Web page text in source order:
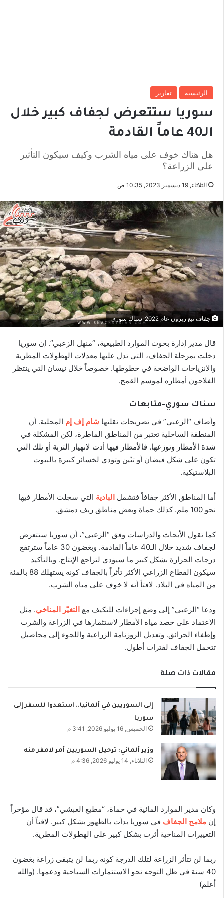
الرئيسية تقارير
سوريا ستتعرض لجفاف كبير خلال
الـ40 عاماً القادمة
هل هناك خوف على مياه الشرب وكيف سيكون التأثير
على الزراعة؟
الثلاثاء, 19 ديسمبر 2023, 10:35 ص
جفاف نبع زيزون عام 2022-سناك سوري
قال مدير إدارة بحوث الموارد الطبيعية، “منهل الزعبي”. إن سوريا
دخلت بمرحلة الجفاف، التي تدل عليها معدلات الهطولات المطرية
والانزياحات الواضحة في خطوطها. خصوصاً خلال نيسان التي ينتظر
الفلاحون أمطاره لموسم القمح.
سناك سوري-متابعات
وأضاف “الزعبي” في تصريحات نقلتها شام إف إم المحلية. أن
المنطقة الساحلية تعتبر من المناطق الماطرة، لكن المشكلة في
شدة الأمطار وتوزعها. فالأمطار فيها أدت لانهيار التربة أو تلك التي
تكون على شكل فيضان أو تنّين وتؤدي لخسائر كبيرة بالبيوت
البلاستيكية.
أما المناطق الأكثر جفافاً فتشمل البادية التي سجلت الأمطار فيها
نحو 100 ملم. كذلك حماة وبعض مناطق ريف دمشق.
كما تقول الأبحاث والدراسات وفق “الزعبي”، أن سوريا ستتعرض
لجفاف شديد خلال الـ40 عاماً القادمة. وبغضون 30 عاماً سترتفع
درجات الحرارة بشكل كبير ما سيؤدي لتراجع الإنتاج. وبالتأكيد
سيكون القطاع الزراعي الأكثر تأثراً بالجفاف كونه يستهلك 88 بالمئة
من المياه في البلاد. لافتاً أنه لا خوف على مياه الشرب.
ودعا “الزعبي” إلى وضع إجراءات للتكيف مع التغيّر المناخي. مثل
الاعتماد على حصد مياه الأمطار لاستثمارها في الزراعة والشرب
وإطفاء الحرائق. وتعديل الروزنامة الزراعية واللجوء إلى محاصيل
تتحمل الجفاف لفترات أطول.
مقالات ذات صلة
إلى السوريين في ألمانيا.. استعدوا للسفر إلى
سوريا
الخميس, 16 يوليو 2026, 3:41 م
وزير ألماني: ترحيل السوريين أمر لامفر منه
الثلاثاء, 14 يوليو 2026, 4:36 م
وكان مدير الموارد المائية في حماة، “مطيع العبشي”، قد قال مؤخراً
إن ملامح الجفاف في سوريا بدأت بالظهور بشكل كبير. لافتاً أن
التغييرات المناخية أثرت بشكل كبير على الهطولات المطرية.
ربما لن تتأثر الزراعة لتلك الدرجة كونه ربما لن يتبقى زراعة بغضون
40 سنة في ظل التوجه نحو الاستثمارات السياحية ودعمها. (والله
أعلم)